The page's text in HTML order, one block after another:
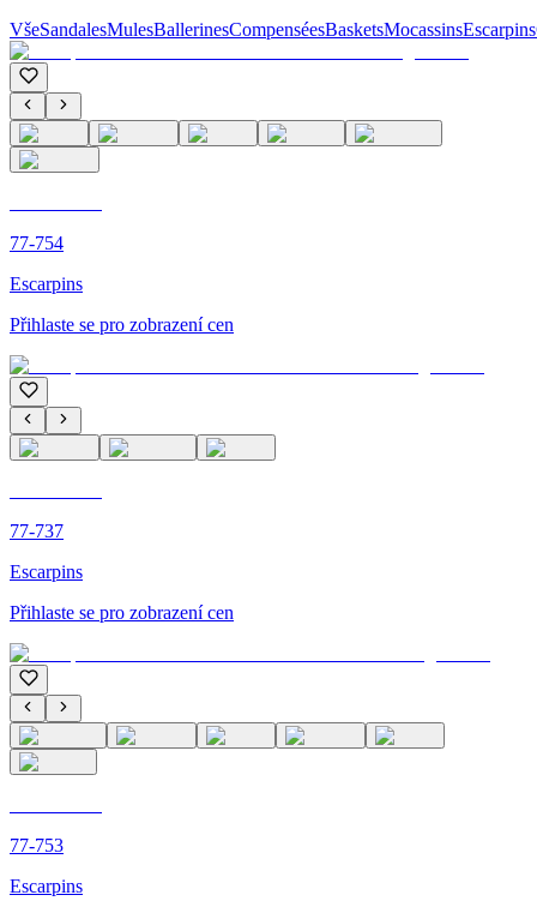
VšeSandalesMulesBallerinesCompenséesBasketsMocassinsEscarpins
77-754
Escarpins
Přihlaste se pro zobrazení cen
77-737
Escarpins
Přihlaste se pro zobrazení cen
77-753
Escarpins